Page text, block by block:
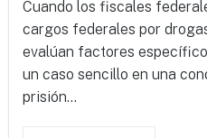
Cuando los fiscales
cargos federales por
evalúan factores
un caso sencillo en una
prisión...